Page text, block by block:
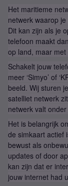
Het maritieme
netwerk waarop
Dit kan zijn als je
telefoon maakt
op land, maar
Schakelt jouw
meer ‘Simyo’ of
beeld. Wij sturen
satelliet netwerk
netwerk valt
Het is belangrijk
de simkaart actief
bewust als
updates of door
kan zijn dat er
jouw internet had